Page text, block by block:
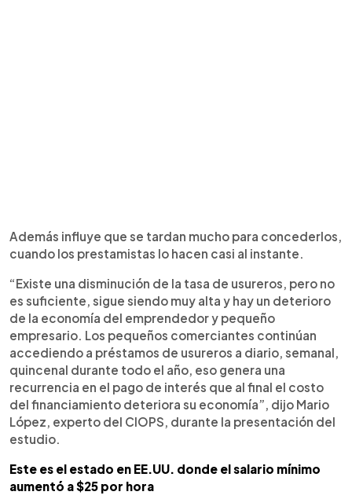
Además influye que se tardan mucho para concederlos,
cuando los prestamistas lo hacen casi al instante.
“Existe una disminución de la tasa de usureros, pero no
es suficiente, sigue siendo muy alta y hay un deterioro
de la economía del emprendedor y pequeño
empresario. Los pequeños comerciantes continúan
accediendo a préstamos de usureros a diario, semanal,
quincenal durante todo el año, eso genera una
recurrencia en el pago de interés que al final el costo
del financiamiento deteriora su economía”, dijo Mario
López, experto del CIOPS, durante la presentación del
estudio.
Este es el estado en EE.UU. donde el salario mínimo
aumentó a $25 por hora